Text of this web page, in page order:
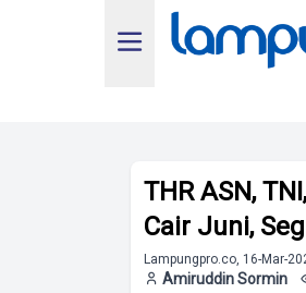
THR ASN,
Cair Juni,
Lampungpro.co, 16-Mar-
Amiruddin Sormin